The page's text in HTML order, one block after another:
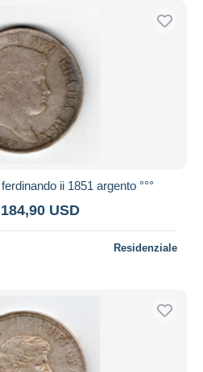
ii 1851 argento °°°
USD
Residenziale